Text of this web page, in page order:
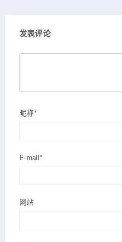
发表评论
昵称*
E-mail*
网站